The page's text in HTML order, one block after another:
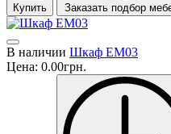
Купить Заказать подбор
В наличии Шкаф EM03
Цена: 0.00грн.